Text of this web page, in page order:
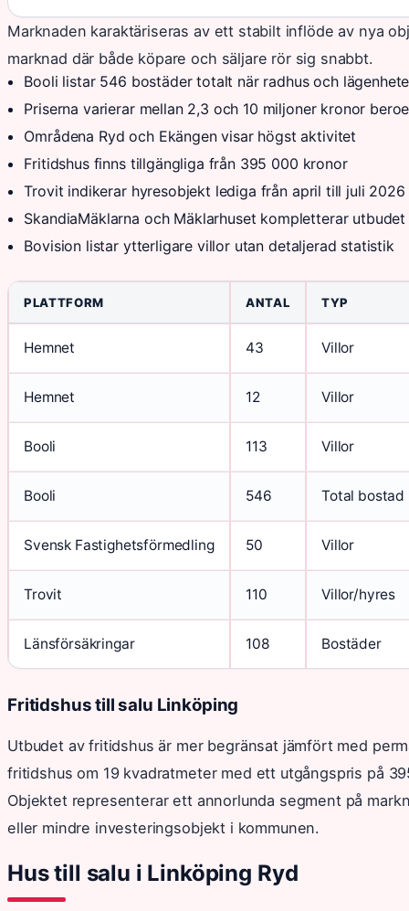
Marknaden karaktäriseras av ett stabilt inflöde av nya
marknad där både köpare och säljare rör sig snabbt.
Booli listar 546 bostäder totalt när radhus och
Priserna varierar mellan 2,3 och 10 miljoner kronor
Områdena Ryd och Ekängen visar högst aktivitet
Fritidshus finns tillgängliga från 395 000 kronor
Trovit indikerar hyresobjekt lediga från april till juli 2026
SkandiaMäklarna och Mäklarhuset kompletterar
Bovision listar ytterligare villor utan detaljerad statistik
PLATTFORM ANTAL TYP
Hemnet 43 Villor
Hemnet 12 Villor
Booli 113 Villor
Booli 546 Total bostad
Svensk Fastighetsförmedling 50 Villor
Trovit 110 Villor/hyres
Länsförsäkringar 108 Bostäder
Fritidshus till salu Linköping
Utbudet av fritidshus är mer begränsat jämfört med
fritidshus om 19 kvadratmeter med ett utgångspris på
Objektet representerar ett annorlunda segment på
eller mindre investeringsobjekt i kommunen.
Hus till salu i Linköping Ryd